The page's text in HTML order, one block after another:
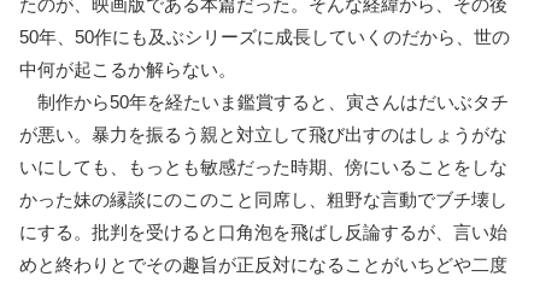
たのが、映画版である本篇だった。そんな経緯から、その後
50年、50作にも及ぶシリーズに成長していくのだから、世の
中何が起こるか解らない。
制作から50年を経たいま鑑賞すると、寅さんはだいぶタチ
が悪い。暴力を振るう親と対立して飛び出すのはしょうがな
いにしても、もっとも敏感だった時期、傍にいることをしな
かった妹の縁談にのこのこと同席し、粗野な言動でブチ壊し
にする。批判を受けると口角泡を飛ばし反論するが、言い始
めと終わりとでその趣旨が正反対になることがいちどや二度